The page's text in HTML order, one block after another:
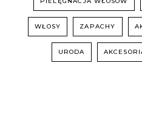
WŁOSY ZAPACHY
URODA